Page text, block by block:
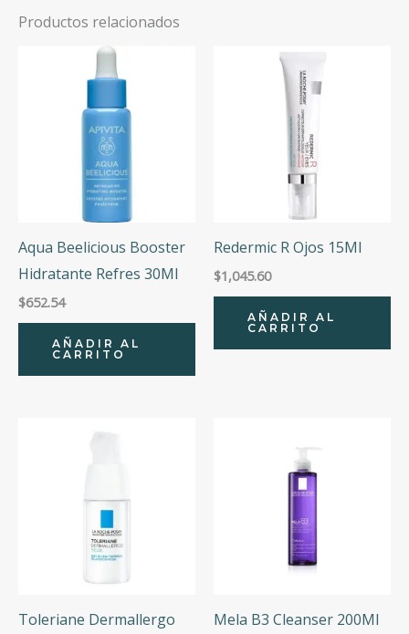
Productos relacionados
Aqua Beelicious Booster
Hidratante Refres 30Ml
$652.54
AÑADIR AL
CARRITO
Redermic R Ojos 15Ml
$1,045.60
AÑADIR AL
CARRITO
Toleriane Dermallergo
Mela B3 Cleanser 200Ml